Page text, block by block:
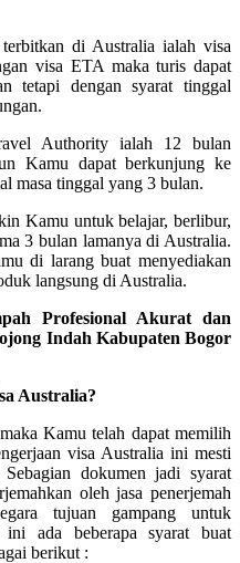
di Australia ialah visa
visa ETA maka turis dapat
tetapi dengan syarat tinggal
Authority ialah 12 bulan
Kamu dapat berkunjung ke
masa tinggal yang 3 bulan.
Kamu untuk belajar, berlibur,
3 bulan lamanya di Australia.
di larang buat menyediakan
langsung di Australia.
Profesional Akurat dan
Indah Kabupaten Bogor
Australia?
Kamu telah dapat memilih
visa Australia ini mesti
dokumen jadi syarat
oleh jasa penerjemah
tujuan gampang untuk
ini ada beberapa syarat buat
berikut :